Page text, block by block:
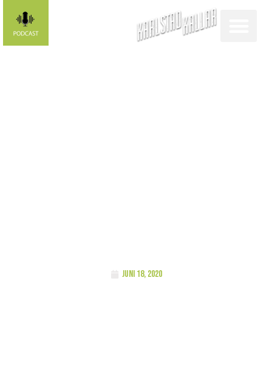
juni 18, 2020